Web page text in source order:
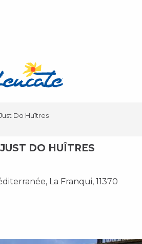
Do Huîtres
DO HUÎTRES
La Franqui, 11370